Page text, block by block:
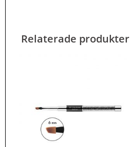
Relaterade produkter